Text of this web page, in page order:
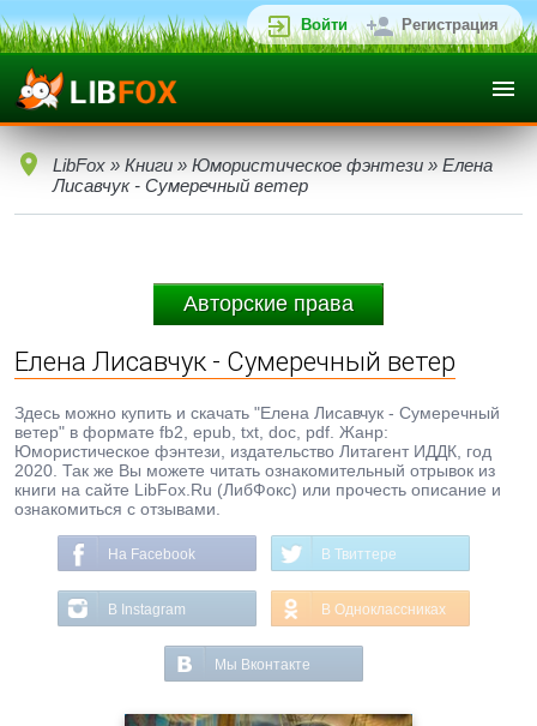
Войти Регистрация
LibFox » Книги » Юмористическое фэнтези » Елена
Лисавчук - Сумеречный ветер
Авторские права
Елена Лисавчук - Сумеречный ветер
Здесь можно купить и скачать "Елена Лисавчук - Сумеречный
ветер" в формате fb2, epub, txt, doc, pdf. Жанр:
Юмористическое фэнтези, издательство Литагент ИДДК, год
2020. Так же Вы можете читать ознакомительный отрывок из
книги на сайте LibFox.Ru (ЛибФокс) или прочесть описание и
ознакомиться с отзывами.
На Facebook В Твиттере
В Instagram В Одноклассниках
Мы Вконтакте